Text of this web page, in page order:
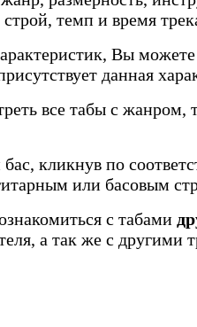
темп и время
Вы
данная
все табы с жанром,
кликнув по
или басовым
с табами
а так же с другими